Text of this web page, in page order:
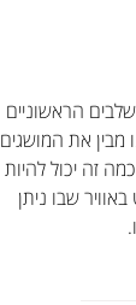
הראשוניים
מבין את המושגים
זה יכול להיות
שבו ניתן